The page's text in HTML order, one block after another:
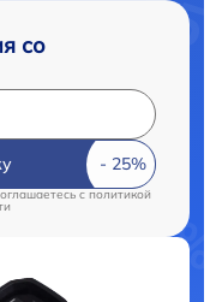
со
c политикой